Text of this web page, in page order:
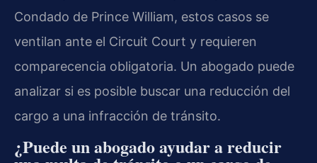
Condado de Prince William, estos casos se
ventilan ante el Circuit Court y requieren
comparecencia obligatoria. Un abogado puede
analizar si es posible buscar una reducción del
cargo a una infracción de tránsito.
¿Puede un abogado ayudar a reducir